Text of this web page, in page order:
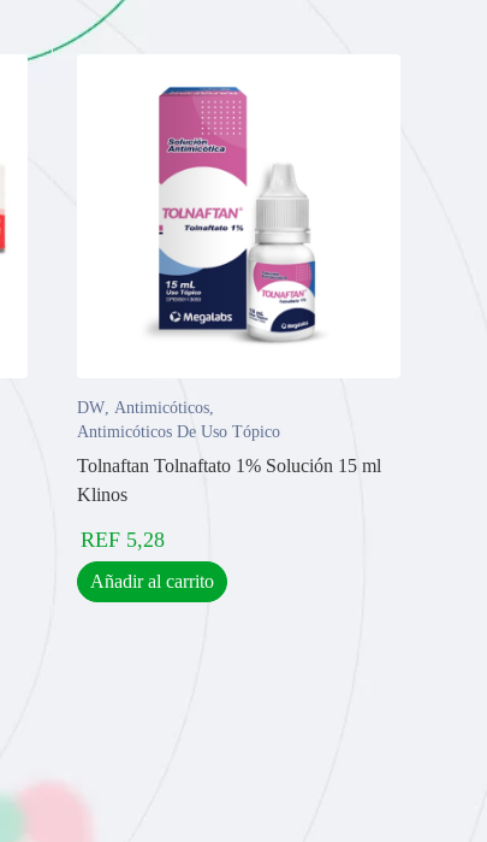
DW, Antimicóticos,
Antimicóticos De Uso Tópico
Tolnaftan Tolnaftato 1% Solución 15 ml
Klinos
REF 5,28
Añadir al carrito